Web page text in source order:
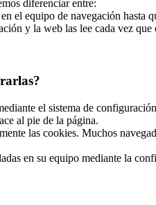
diferenciar entre:
el equipo de navegación
y la web las lee cada vez
el sistema de
al pie de la página.
las cookies. Muchos
en su equipo mediante la